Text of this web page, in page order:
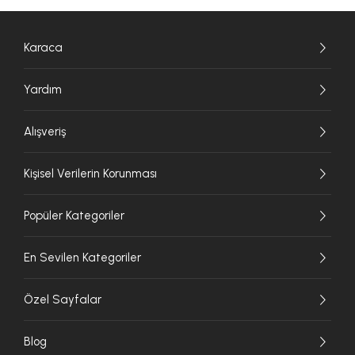
Karaca
Yardım
Alışveriş
Kişisel Verilerin Korunması
Popüler Kategoriler
En Sevilen Kategoriler
Özel Sayfalar
Blog